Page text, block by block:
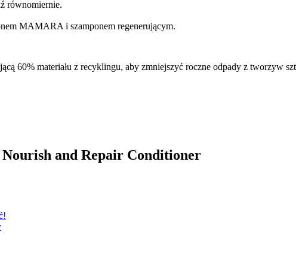
równomiernie.
MAMARA i szamponem regenerującym.
60% materiału z recyklingu, aby zmniejszyć roczne odpady z tworzyw
and Repair Conditioner